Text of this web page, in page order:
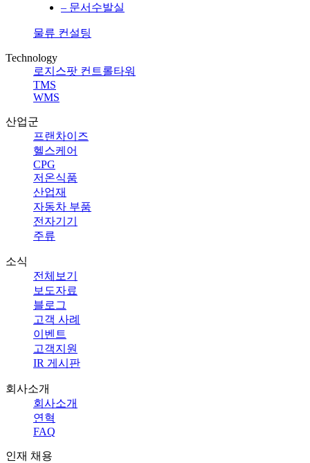
– 문서수발실
물류 컨설팅
Technology
로지스팟 컨트롤타워
TMS
WMS
산업군
프랜차이즈
헬스케어
CPG
저온식품
산업재
자동차 부품
전자기기
주류
소식
전체보기
보도자료
블로그
고객 사례
이벤트
고객지원
IR 게시판
회사소개
회사소개
연혁
FAQ
인재 채용